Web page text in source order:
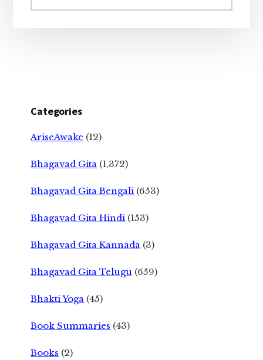
website
Categories
AriseAwake (12)
Bhagavad Gita (1,372)
Bhagavad Gita Bengali (653)
Bhagavad Gita Hindi (153)
Bhagavad Gita Kannada (3)
Bhagavad Gita Telugu (659)
Bhakti Yoga (45)
Book Summaries (43)
Books (2)